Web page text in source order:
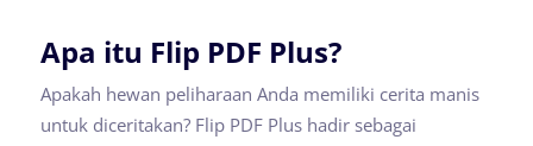
Apa itu Flip PDF Plus?
Apakah hewan peliharaan Anda memiliki cerita manis
untuk diceritakan? Flip PDF Plus hadir sebagai